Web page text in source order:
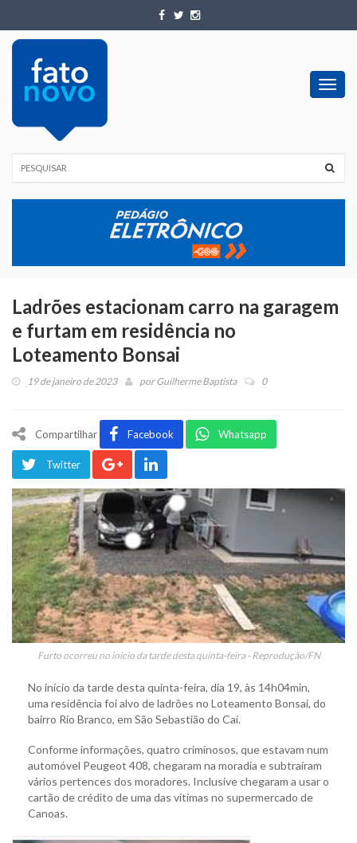
Ladrões estacionam carro na garagem
e furtam em residência no
Loteamento Bonsai
19 de janeiro de 2023 porGuilherme Baptista 0
Compartilhar Facebook Whatsapp
Twitter
Furto ocorreu no início da tarde desta quinta-feira - Reprodução/FN
No início da tarde desta quinta-feira, dia 19, às 14h04min,
uma residência foi alvo de ladrões no Loteamento Bonsai, do
bairro Rio Branco, em São Sebastião do Caí.
Conforme informações, quatro criminosos, que estavam num
automóvel Peugeot 408, chegaram na moradia e subtraíram
vários pertences dos moradores. Inclusive chegaram a usar o
cartão de crédito de uma das vítimas no supermercado de
Canoas.